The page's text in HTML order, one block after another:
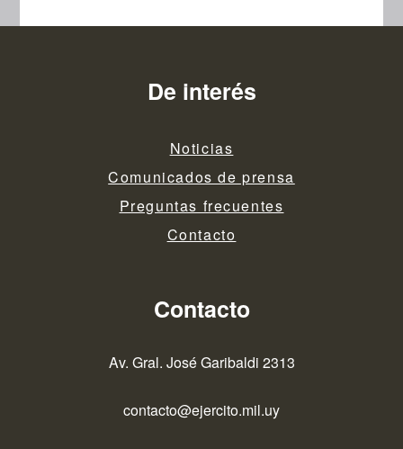
De interés
Noticias
Comunicados de prensa
Preguntas frecuentes
Contacto
Contacto
Av. Gral. José Garibaldi 2313
contacto@ejercito.mil.uy